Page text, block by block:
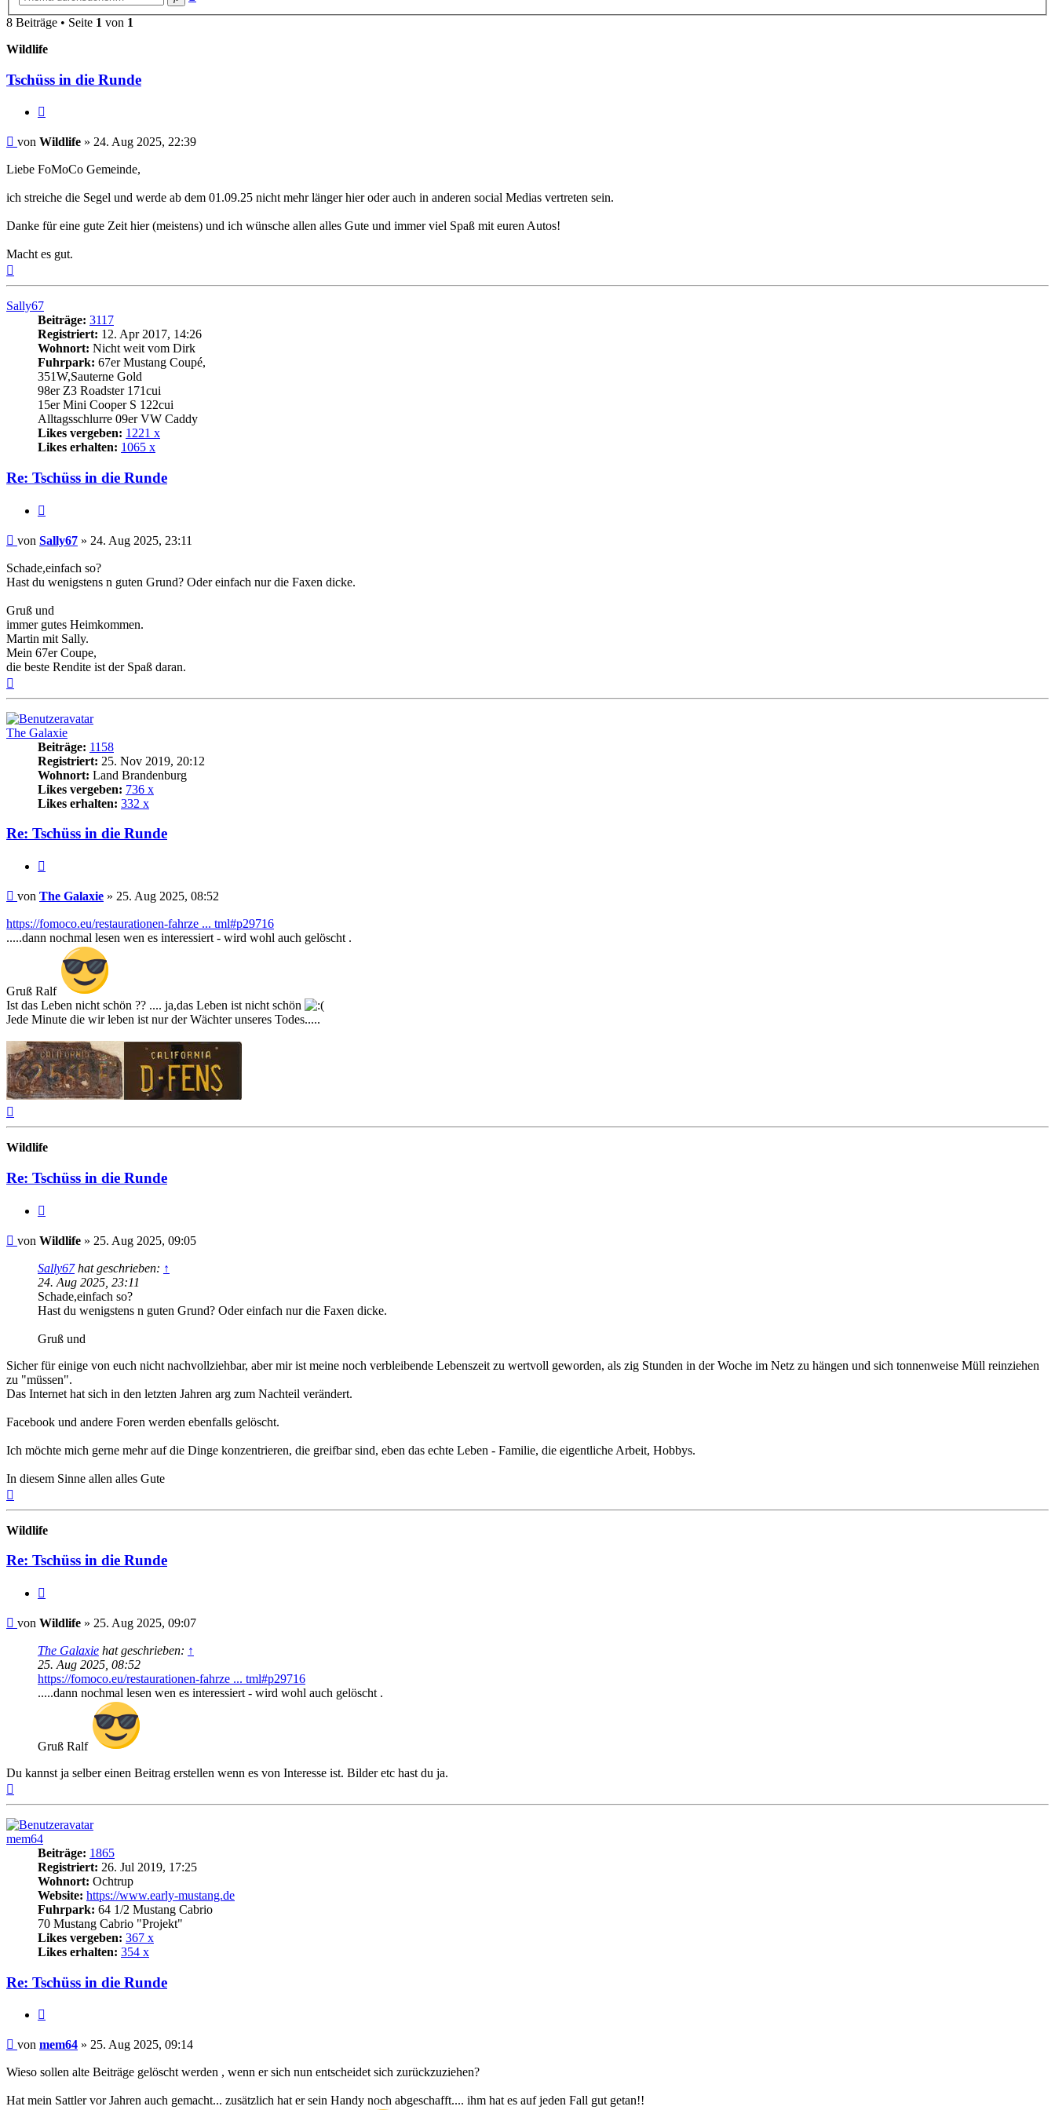
8 Beiträge • Seite 1 von 1
Wildlife
Tschüss in die Runde
Beitrag
von Wildlife » 24. Aug 2025, 22:39
Liebe FoMoCo Gemeinde,
ich streiche die Segel und werde ab dem 01.09.25 nicht mehr länger hier oder auch in anderen social Medias vertreten sein.
Danke für eine gute Zeit hier (meistens) und ich wünsche allen alles Gute und immer viel Spaß mit euren Autos!
Macht es gut.
Sally67
Beiträge: 3117
Registriert: 12. Apr 2017, 14:26
Wohnort: Nicht weit vom Dirk
Fuhrpark: 67er Mustang Coupé,
351W,Sauterne Gold
98er Z3 Roadster 171cui
15er Mini Cooper S 122cui
Alltagsschlurre 09er VW Caddy
Likes vergeben: 1221 x
Likes erhalten: 1065 x
Re: Tschüss in die Runde
Beitrag
von Sally67 » 24. Aug 2025, 23:11
Schade,einfach so?
Hast du wenigstens n guten Grund? Oder einfach nur die Faxen dicke.
Gruß und
immer gutes Heimkommen.
Martin mit Sally.
Mein 67er Coupe,
die beste Rendite ist der Spaß daran.
The Galaxie
Beiträge: 1158
Registriert: 25. Nov 2019, 20:12
Wohnort: Land Brandenburg
Likes vergeben: 736 x
Likes erhalten: 332 x
Re: Tschüss in die Runde
Beitrag
von The Galaxie » 25. Aug 2025, 08:52
https://fomoco.eu/restaurationen-fahrze ... tml#p29716
.....dann nochmal lesen wen es interessiert - wird wohl auch gelöscht .
Gruß Ralf
Ist das Leben nicht schön ?? .... ja,das Leben ist nicht schön
Jede Minute die wir leben ist nur der Wächter unseres Todes.....
Wildlife
Re: Tschüss in die Runde
Beitrag
von Wildlife » 25. Aug 2025, 09:05
Sally67hat geschrieben: ↑
24. Aug 2025, 23:11
Schade,einfach so?
Hast du wenigstens n guten Grund? Oder einfach nur die Faxen dicke.
Gruß und
Sicher für einige von euch nicht nachvollziehbar, aber mir ist meine noch verbleibende Lebenszeit zu wertvoll geworden, als zig Stunden in der Woche im Netz zu hängen und sich tonnenweise Müll reinziehen
zu "müssen".
Das Internet hat sich in den letzten Jahren arg zum Nachteil verändert.
Facebook und andere Foren werden ebenfalls gelöscht.
Ich möchte mich gerne mehr auf die Dinge konzentrieren, die greifbar sind, eben das echte Leben - Familie, die eigentliche Arbeit, Hobbys.
In diesem Sinne allen alles Gute
Wildlife
Re: Tschüss in die Runde
Beitrag
von Wildlife » 25. Aug 2025, 09:07
The Galaxie hat geschrieben: ↑
25. Aug 2025, 08:52
https://fomoco.eu/restaurationen-fahrze ... tml#p29716
.....dann nochmal lesen wen es interessiert - wird wohl auch gelöscht .
Gruß Ralf
Du kannst ja selber einen Beitrag erstellen wenn es von Interesse ist. Bilder etc hast du ja.
mem64
Beiträge: 1865
Registriert: 26. Jul 2019, 17:25
Wohnort: Ochtrup
Website: https://www.early-mustang.de
Fuhrpark: 64 1/2 Mustang Cabrio
70 Mustang Cabrio "Projekt"
Likes vergeben: 367 x
Likes erhalten: 354 x
Re: Tschüss in die Runde
Beitrag
von mem64 » 25. Aug 2025, 09:14
Wieso sollen alte Beiträge gelöscht werden , wenn er sich nun entscheidet sich zurückzuziehen?
Hat mein Sattler vor Jahren auch gemacht... zusätzlich hat er sein Handy noch abgeschafft.... ihm hat es auf jeden Fall gut getan!!